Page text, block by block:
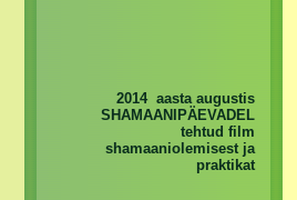
2014 aasta augustis
SHAMAANIPÄEVADEL
tehtud film
shamaaniolemisest ja
praktikat